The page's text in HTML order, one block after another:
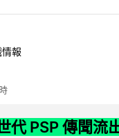
報
代 PSP 傳聞流